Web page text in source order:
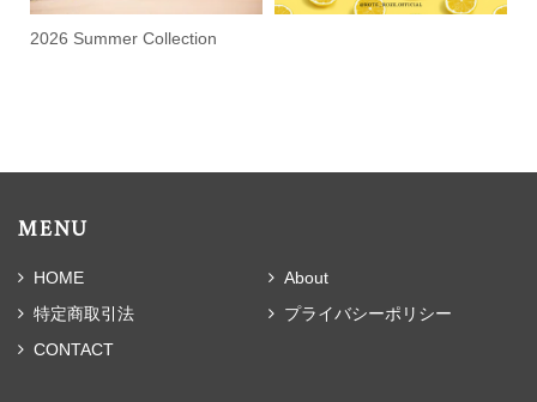
2026 Summer Collection
MENU
HOME
About
特定商取引法
プライバシーポリシー
CONTACT